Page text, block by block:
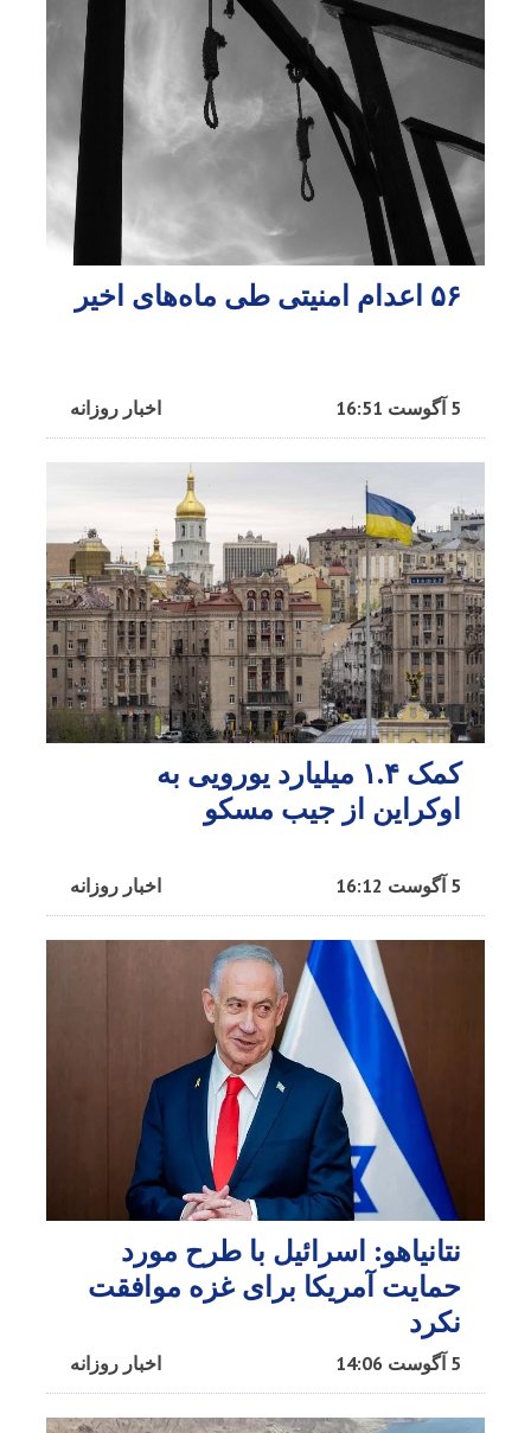
۵۶ اعدام امنیتی طی ماه‌های اخیر
اخبار روزانه 5 آگوست 16:51
کمک ۱.۴ میلیارد یورویی به
اوکراین از جیب مسکو
اخبار روزانه 5 آگوست 16:12
نتانیاهو: اسرائیل با طرح مورد
حمایت آمریکا برای غزه موافقت
نکرد
اخبار روزانه 5 آگوست 14:06